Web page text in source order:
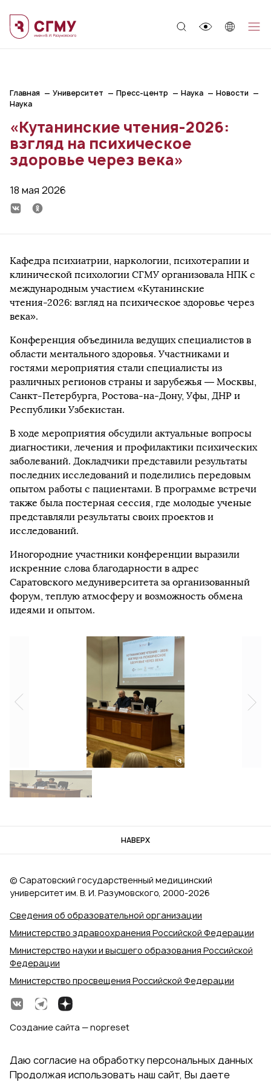
Главная Университет Пресс-центр Наука
Новости
Наука
«Кутанинские чтения-2026:
взгляд на психическое
здоровье через века»
18 мая 2026
Кафедра психиатрии, наркологии, психотерапии и
клинической психологии СГМУ организовала НПК с
международным участием «Кутанинские
чтения-2026: взгляд на психическое здоровье через
века».
Конференция объединила ведущих специалистов в
области ментального здоровья. Участниками и
гостями мероприятия стали специалисты из
различных регионов страны и зарубежья — Москвы,
Санкт-Петербурга, Ростова-на-Дону, Уфы, ДНР и
Республики Узбекистан.
В ходе мероприятия обсудили актуальные вопросы
диагностики, лечения и профилактики психических
заболеваний. Докладчики представили результаты
последних исследований и поделились передовым
опытом работы с пациентами. В программе встречи
также была постерная сессия, где молодые ученые
представляли результаты своих проектов и
исследований.
Иногородние участники конференции выразили
искренние слова благодарности в адрес
Саратовского медуниверситета за организованный
форум, теплую атмосферу и возможность обмена
идеями и опытом.
НАВЕРХ
Сведения об образовательной организации
Министерство здравоохранения Российской Федерации
Министерство науки и высшего образования Российской
Федерации
Министерство просвещения Российской Федерации
© Саратовский государственный медицинский
университет им. В. И. Разумовского, 2000‑2026
Создание сайта — nopreset
Даю согласие на обработку персональных данных
Продолжая использовать наш сайт, Вы даете